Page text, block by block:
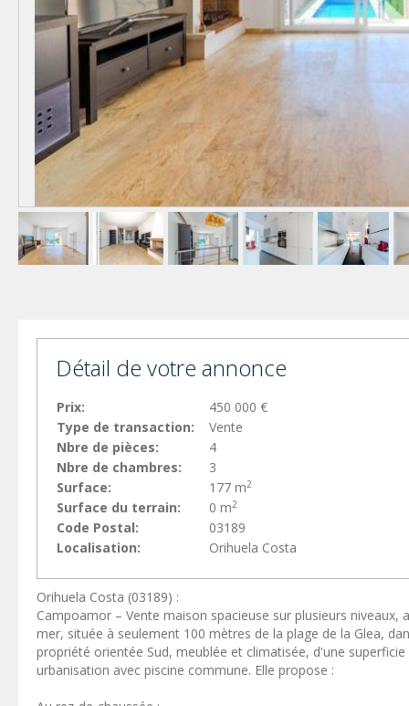
Détail de votre annonce
Prix:
450 000 €
Type de transaction:
Vente
Nbre de pièces:
4
Nbre de chambres:
3
Surface:
177 m2
Surface du terrain: 0 m2
Code Postal:
03189
Localisation:
Orihuela Costa
Orihuela Costa (03189) :
Campoamor – Vente maison spacieuse sur plusieurs niveaux,
mer, située à seulement 100 mètres de la plage de la Glea,
propriété orientée Sud, meublée et climatisée, d'une
urbanisation avec piscine commune. Elle propose :